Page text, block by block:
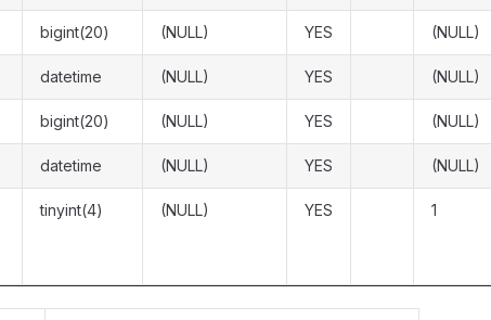
bigint(20) (NULL) YES (NULL)
datetime (NULL) YES (NULL)
bigint(20) (NULL) YES (NULL)
datetime (NULL) YES (NULL)
tinyint(4) (NULL) YES 1